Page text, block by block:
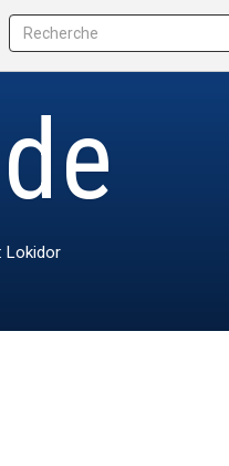
Lokidor